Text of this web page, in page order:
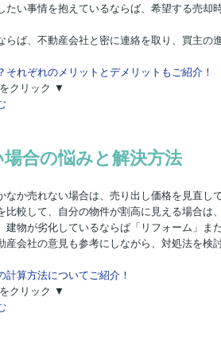
たい事情を抱えているならば、希望する売
ば、不動産会社と密に連絡を取り、買主の
れぞれのメリットとデメリットもご紹介！
クリック ▼
合の悩みと解決方法
か売れない場合は、売り出し価格を見直し
比較して、自分の物件が割高に見える場合は
物が劣化しているならば「リフォーム」ま
産会社の意見も参考にしながら、対処法を検
算方法についてご紹介！
クリック ▼